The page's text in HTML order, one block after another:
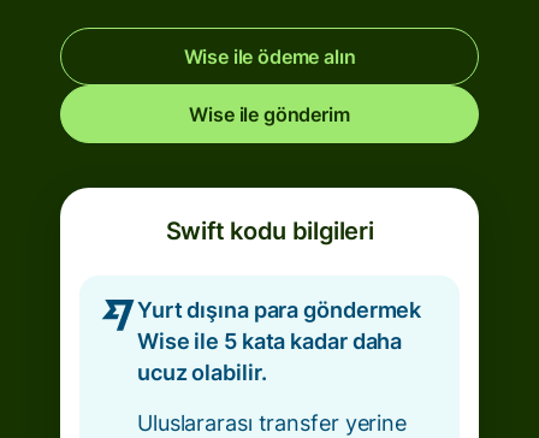
Wise ile ödeme alın
Wise ile gönderim
Swift kodu bilgileri
Yurt dışına para göndermek
Wise ile 5 kata kadar daha
ucuz olabilir.
Uluslararası transfer yerine